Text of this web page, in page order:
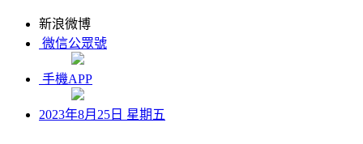
新浪微博
微信公眾號
手機APP
2023年8月25日 星期五